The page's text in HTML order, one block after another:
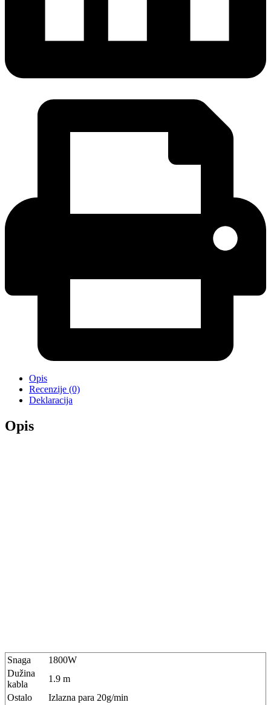
Opis
Recenzije (0)
Deklaracija
Opis
Snaga
1800W
Dužina
kabla
1.9 m
Ostalo
Izlazna para 20g/min